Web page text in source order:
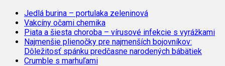
Jedlá burina – portulaka zeleninová
Vakcíny očami chemika
Piata a šiesta choroba – vírusové infekcie s vyrážkami
Najmenšie plienočky pre najmenších bojovníkov:
Dôležitosť spánku predčasne narodených bábätiek
Crumble s marhuľami